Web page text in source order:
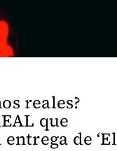
reales?
que
de ‘El